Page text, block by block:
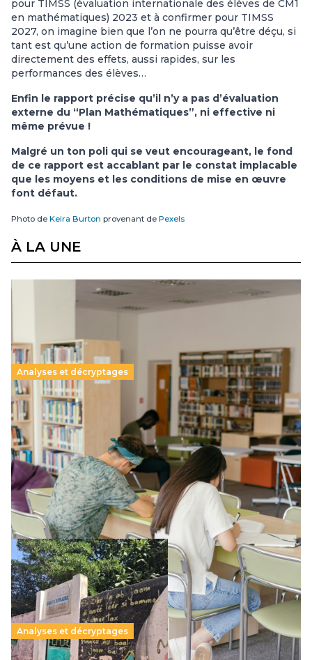
pour TIMSS (évaluation internationale des élèves de CM1
en mathématiques) 2023 et à confirmer pour TIMSS
2027, on imagine bien que l’on ne pourra qu’être déçu, si
tant est qu’une action de formation puisse avoir
directement des effets, aussi rapides, sur les
performances des élèves…
Enfin le rapport précise qu’il n’y a pas d’évaluation
externe du “Plan Mathématiques”, ni effective ni
même prévue !
Malgré un ton poli qui se veut encourageant, le fond
de ce rapport est accablant par le constat implacable
que les moyens et les conditions de mise en œuvre
font défaut.
Photo de Keira Burton provenant de Pexels
À LA UNE
Analyses et décryptages
Supérieur privé : une dérive qui met à mal la
promesse républicaine
11 juillet 2026-
Le projet de loi sur la régulation de l’enseignement
supérieur privé met en lumière l’amplification d’un système
qui relègue l’acte pédagogique au superfétatoire, voire à…
Lire la suite →
Analyses et décryptages